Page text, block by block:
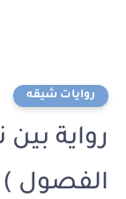
روايات شيقه
رواية
الفصول )